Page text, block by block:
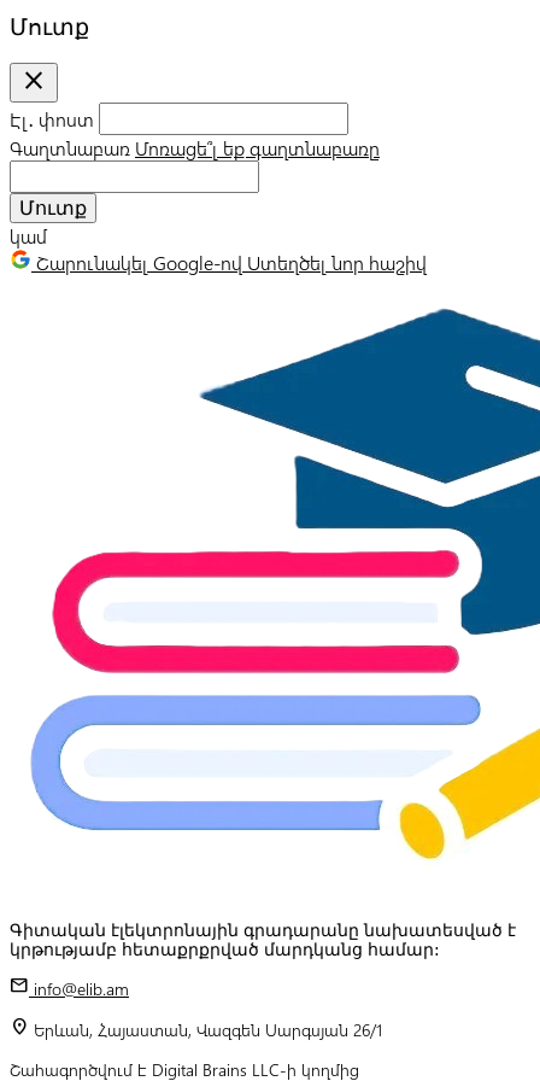
Մուտք
close
Էլ․ փոստ
Գաղտնաբառ Մոռացե՞լ եք գաղտնաբառը
Մուտք
կամ
Շարունակել Google-ով Ստեղծել նոր հաշիվ
Գիտական էլեկտրոնային գրադարանը նախատեսված է
կրթությամբ հետաքրքրված մարդկանց համար:
mail info@elib.am
location_on Երևան, Հայաստան, Վազգեն Սարգսյան 26/1
Շահագործվում է Digital Brains LLC-ի կողմից